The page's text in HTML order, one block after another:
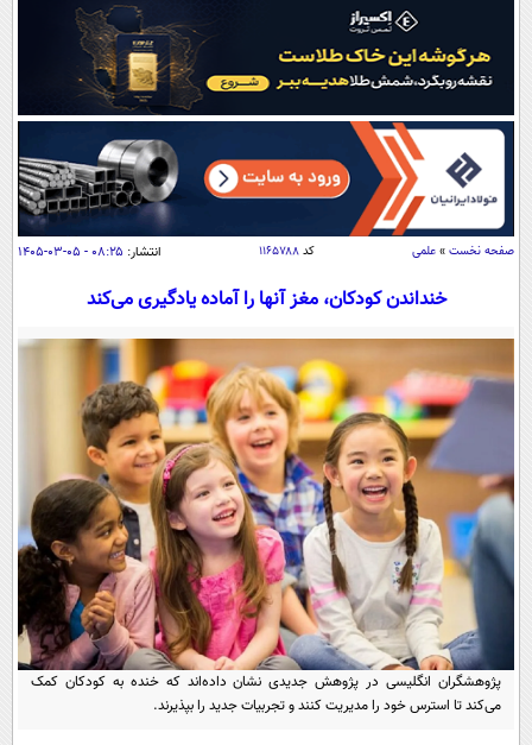
نظرسنجی
آب و هوا
اوقات شرعی
سواد زندگی
اقتصاد
اقتصادی
جامعه
حوادث
سلامت
یک برش دانایی
محیط زیست
سفر و تفریح
بین الملل
سیاست خارجی
فرهنگ و هنر
علم و دانش
فناوری و It
علمی
اخبار کریپتو
قرآن
گوناگون
سرگرمی
باشگاه مغز
مجله تصویری سلاح
فیلم
اقتصاد
ورزش
سیاست
عصر ایران 2
خواندنی ها و دیدنی ها
داستان کوتاه
آموزش زبان
صفحه نخست » علمی کد ۱۱۶۵۷۸۸ انتشار: ۰۸:۲۵ - ۰۵-۰۳-۱۴۰۵
خنداندن کودکان، مغز آنها را آماده یادگیری می‌کند
پژوهشگران انگلیسی در پژوهش جدیدی نشان داده‌اند که خنده به کودکان کمک
می‌کند تا استرس خود را مدیریت کنند و تجربیات جدید را بپذیرند.